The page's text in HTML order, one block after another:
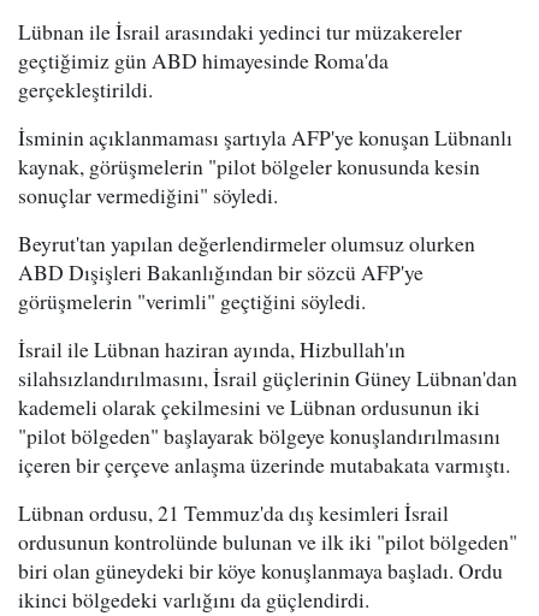
Lübnan ile İsrail arasındaki yedinci tur müzakereler
geçtiğimiz gün ABD himayesinde Roma'da
gerçekleştirildi.
İsminin açıklanmaması şartıyla AFP'ye konuşan Lübnanlı
kaynak, görüşmelerin "pilot bölgeler konusunda kesin
sonuçlar vermediğini" söyledi.
Beyrut'tan yapılan değerlendirmeler olumsuz olurken
ABD Dışişleri Bakanlığından bir sözcü AFP'ye
görüşmelerin "verimli" geçtiğini söyledi.
İsrail ile Lübnan haziran ayında, Hizbullah'ın
silahsızlandırılmasını, İsrail güçlerinin Güney Lübnan'dan
kademeli olarak çekilmesini ve Lübnan ordusunun iki
"pilot bölgeden" başlayarak bölgeye konuşlandırılmasını
içeren bir çerçeve anlaşma üzerinde mutabakata varmıştı.
Lübnan ordusu, 21 Temmuz'da dış kesimleri İsrail
ordusunun kontrolünde bulunan ve ilk iki "pilot bölgeden"
biri olan güneydeki bir köye konuşlanmaya başladı. Ordu
ikinci bölgedeki varlığını da güçlendirdi.